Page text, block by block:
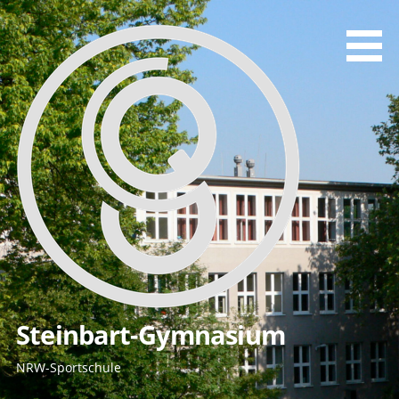
Zum
Inhalt
springen
Steinbart-Gymnasium
NRW-Sportschule